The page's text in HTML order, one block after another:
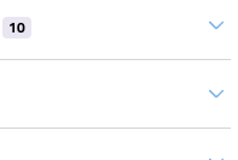
10